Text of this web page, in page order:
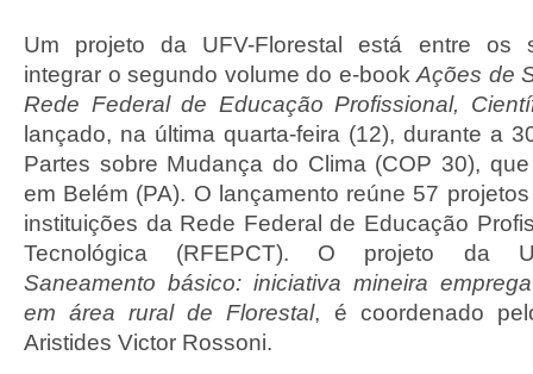
Um projeto da UFV-Florestal está entre os
integrar o segundo volume do e-bookAções de
Rede Federal de Educação Profissional,
lançado, na última quarta-feira (12), durante a
Partes sobre Mudança do Clima (COP 30),
em Belém (PA). O lançamento reúne 57
instituições da Rede Federal de Educação
Tecnológica (RFEPCT). O projeto da
Saneamento básico: iniciativa mineira
em área rural de Florestal, é coordenado
Aristides Victor Rossoni.